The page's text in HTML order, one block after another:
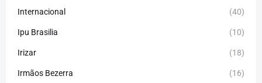
Internacional (40)
Ipu Brasilia (10)
Irizar (18)
Irmãos Bezerra (16)